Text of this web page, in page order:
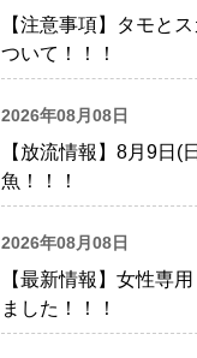
【注意事項】タモと
ついて！！！
2026年08月08日
【放流情報】8月9日(
魚！！！
2026年08月08日
【最新情報】女性専
ました！！！